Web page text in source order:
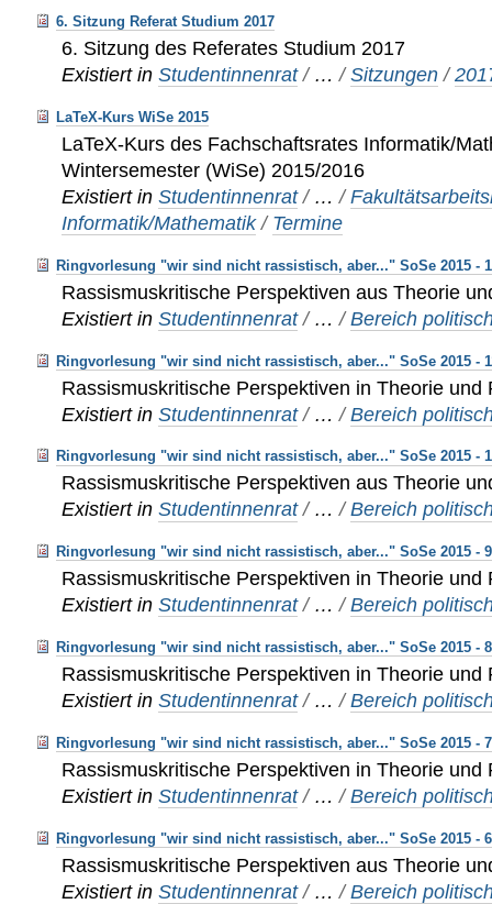
6. Sitzung Referat Studium 2017
6. Sitzung des Referates Studium 2017
Existiert in Studentinnenrat / …/Sitzungen /
LaTeX-Kurs WiSe 2015
LaTeX-Kurs des Fachschaftsrates Informatik/
Wintersemester (WiSe) 2015/2016
Existiert in Studentinnenrat / …/
Informatik/Mathematik / Termine
Ringvorlesung "wir sind nicht rassistisch, aber..." SoSe 2015 -
Rassismuskritische Perspektiven aus Theorie
Existiert in Studentinnenrat / …/Bereich
Ringvorlesung "wir sind nicht rassistisch, aber..." SoSe 2015 -
Rassismuskritische Perspektiven in Theorie und
Existiert in Studentinnenrat / …/Bereich
Ringvorlesung "wir sind nicht rassistisch, aber..." SoSe 2015 -
Rassismuskritische Perspektiven aus Theorie
Existiert in Studentinnenrat / …/Bereich
Ringvorlesung "wir sind nicht rassistisch, aber..." SoSe 2015 -
Rassismuskritische Perspektiven in Theorie und
Existiert in Studentinnenrat / …/Bereich
Ringvorlesung "wir sind nicht rassistisch, aber..." SoSe 2015 -
Rassismuskritische Perspektiven in Theorie und
Existiert in Studentinnenrat / …/Bereich
Ringvorlesung "wir sind nicht rassistisch, aber..." SoSe 2015 -
Rassismuskritische Perspektiven in Theorie und
Existiert in Studentinnenrat / …/Bereich
Ringvorlesung "wir sind nicht rassistisch, aber..." SoSe 2015 -
Rassismuskritische Perspektiven aus Theorie
Existiert in Studentinnenrat / …/Bereich